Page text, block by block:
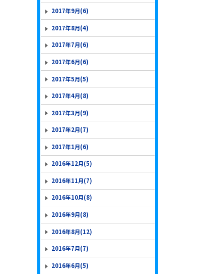
2017年9月(6)
2017年8月(4)
2017年7月(6)
2017年6月(6)
2017年5月(5)
2017年4月(8)
2017年3月(9)
2017年2月(7)
2017年1月(6)
2016年12月(5)
2016年11月(7)
2016年10月(8)
2016年9月(8)
2016年8月(12)
2016年7月(7)
2016年6月(5)